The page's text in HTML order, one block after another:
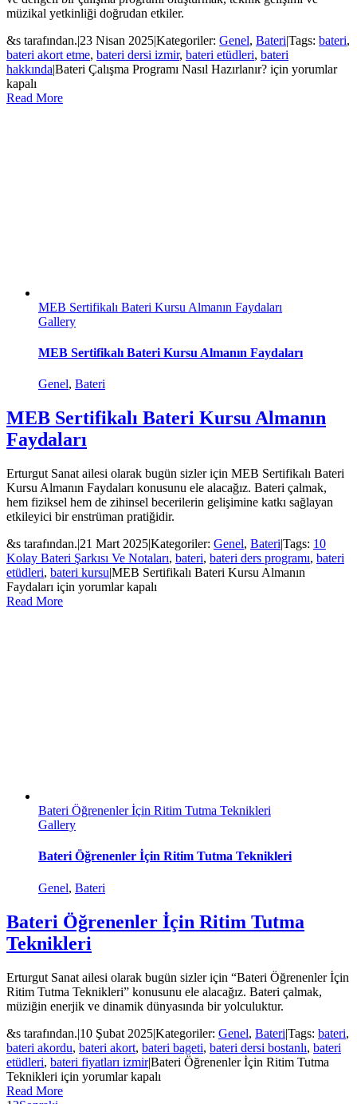
müzikal yetkinliği doğrudan etkiler.
&s tarafından.|23 Nisan 2025|Kategoriler: Genel, Bateri|Tags: bateri,
bateri akort etme, bateri dersi izmir, bateri etüdleri, bateri
hakkında|Bateri Çalışma Programı Nasıl Hazırlanır? için yorumlar
kapalı
Read More
MEB Sertifikalı Bateri Kursu Almanın Faydaları
Gallery
MEB Sertifikalı Bateri Kursu Almanın Faydaları
Genel, Bateri
MEB Sertifikalı Bateri Kursu Almanın
Faydaları
Erturgut Sanat ailesi olarak bugün sizler için MEB Sertifikalı Bateri
Kursu Almanın Faydaları konusunu ele alacağız. Bateri çalmak,
hem fiziksel hem de zihinsel becerilerin gelişimine katkı sağlayan
etkileyici bir enstrüman pratiğidir.
&s tarafından.|21 Mart 2025|Kategoriler: Genel, Bateri|Tags: 10
Kolay Bateri Şarkısı Ve Notaları, bateri, bateri ders programı, bateri
etüdleri, bateri kursu|MEB Sertifikalı Bateri Kursu Almanın
Faydaları için yorumlar kapalı
Read More
Bateri Öğrenenler İçin Ritim Tutma Teknikleri
Gallery
Bateri Öğrenenler İçin Ritim Tutma Teknikleri
Genel, Bateri
Bateri Öğrenenler İçin Ritim Tutma
Teknikleri
Erturgut Sanat ailesi olarak bugün sizler için “Bateri Öğrenenler İçin
Ritim Tutma Teknikleri” konusunu ele alacağız. Bateri çalmak,
müziğin enerjik ve dinamik dünyasında bir yolculuktur.
&s tarafından.|10 Şubat 2025|Kategoriler: Genel, Bateri|Tags: bateri,
bateri akordu, bateri akort, bateri bageti, bateri dersi bostanlı, bateri
etüdleri, bateri fiyatları izmir|Bateri Öğrenenler İçin Ritim Tutma
Teknikleri için yorumlar kapalı
Read More